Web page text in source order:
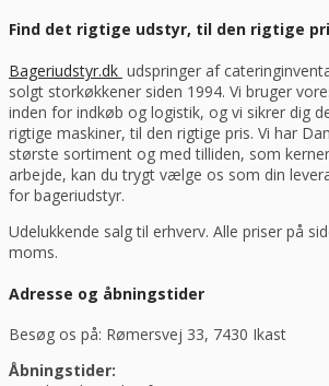
Find det rigtige udstyr, til den rigtige
Bageriudstyr.dk udspringer af
solgt storkøkkener siden 1994. Vi bruger
inden for indkøb og logistik, og vi sikrer dig
rigtige maskiner, til den rigtige pris. Vi har
største sortiment og med tilliden, som
arbejde, kan du trygt vælge os som din
for bageriudstyr.
Udelukkende salg til erhverv. Alle priser på
moms.
Adresse og åbningstider
Besøg os på: Rømersvej 33, 7430 Ikast
Åbningstider: